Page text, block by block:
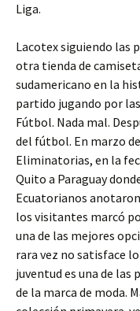
Liga.
Lacotex siguiendo las
otra tienda de
sudamericano en la
partido jugando por
Fútbol. Nada mal.
del fútbol. En marzo
Eliminatorias, en la
Quito a Paraguay
Ecuatorianos
los visitantes marcó
una de las mejores
rara vez no satisface
juventud es una de las
de la marca de moda.